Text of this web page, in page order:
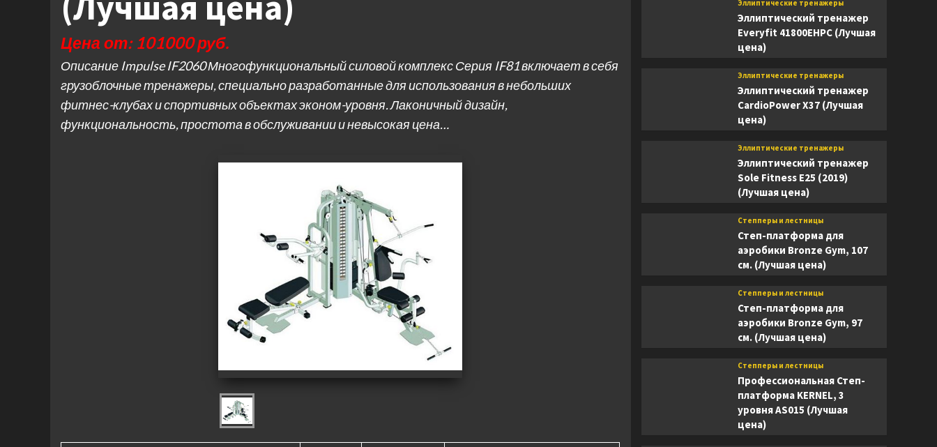
Цена от: 101000 руб.
Описание Impulse IF2060 Многофункциональный силовой комплекс Серия IF81 включает в себя
грузоблочные тренажеры, специально разработанные для использования в небольших
фитнес-клубах и спортивных объектах эконом-уровня. Лаконичный дизайн,
функциональность, простота в обслуживании и невысокая цена…
Эллиптические тренажеры
Эллиптический тренажер
Everyfit 41800EHPC (Лучшая
цена)
Эллиптические тренажеры
Эллиптический тренажер
CardioPower X37 (Лучшая
цена)
Эллиптические тренажеры
Эллиптический тренажер
Sole Fitness E25 (2019)
(Лучшая цена)
Степперы и лестницы
Степ-платформа для
аэробики Bronze Gym, 107
см. (Лучшая цена)
Степперы и лестницы
Степ-платформа для
аэробики Bronze Gym, 97
см. (Лучшая цена)
Степперы и лестницы
Профессиональная Степ-
платформа KERNEL, 3
уровня AS015 (Лучшая
цена)